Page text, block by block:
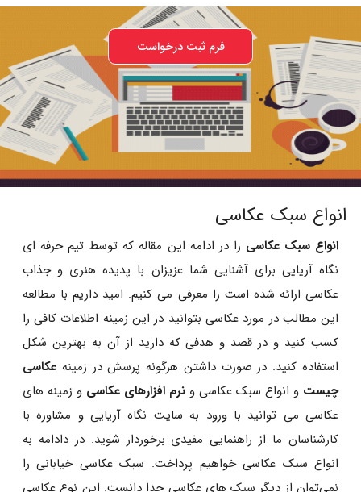
فرم ثبت درخواست
انواع سبک عکاسی
انواع سبک عکاسی را در ادامه این مقاله که توسط تیم حرفه ای
نگاه آریایی برای آشنایی شما عزیزان با پدیده هنری و جذاب
عکاسی ارائه شده است را معرفی می کنیم. امید داریم با مطالعه
این مطالب در مورد عکاسی بتوانید در این زمینه اطلاعات کافی را
کسب کنید و در قصد و هدفی که دارید از آن به بهترین شکل
استفاده کنید. در صورت داشتن هرگونه پرسش در زمینهعکاسی
چیست و انواع سبک عکاسی و نرم افزارهای عکاسیو زمینه های
عکاسی می توانید با ورود به سایت نگاه آریایی و مشاوره با
کارشناسان ما از راهنمایی مفیدی برخوردار شوید. در دادامه به
انواع سبک عکاسی خواهیم پرداخت. سبک عکاسی خیابانی را
نمی‌توان از دیگر سبک‌ های عکاسی جدا دانست. این نوع عکاسی